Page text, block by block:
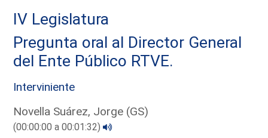
IV Legislatura
Pregunta oral al Director General
del Ente Público RTVE.
Interviniente
Novella Suárez, Jorge (GS)
(00:00:00 a 00:01:32)